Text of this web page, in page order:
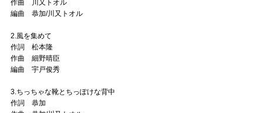
作曲 川又トオル
編曲 恭加/川又トオル
2.風を集めて
作詞 松本隆
作曲 細野晴臣
編曲 宇戸俊秀
3.ちっちゃな靴とちっぽけな背中
作詞 恭加